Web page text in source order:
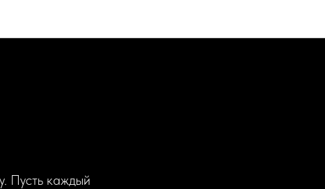
Пусть каждый